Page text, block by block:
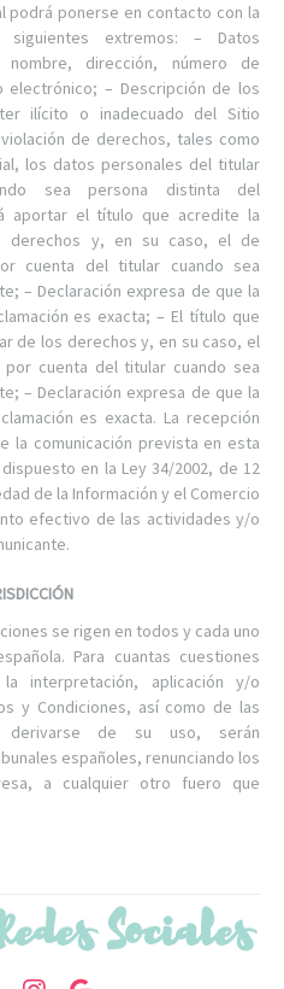
podrá ponerse en contacto con la
extremos: – Datos
nombre, dirección, número de
– Descripción de los
ilícito o inadecuado del Sitio
de derechos, tales como
los datos personales del titular
sea persona distinta del
aportar el título que acredite la
derechos y, en su caso, el de
cuenta del titular cuando sea
– Declaración expresa de que la
es exacta; – El título que
de los derechos y, en su caso, el
cuenta del titular cuando sea
– Declaración expresa de que la
es exacta. La recepción
la comunicación prevista en esta
en la Ley 34/2002, de 12
de la Información y el Comercio
efectivo de las actividades y/o
se rigen en todos y cada uno
Para cuantas cuestiones
interpretación, aplicación y/o
y Condiciones, así como de las
derivarse de su uso, serán
españoles, renunciando los
a cualquier otro fuero que
Sociales